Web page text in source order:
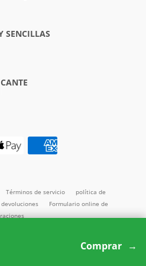
Comprar
SENCILLAS
Términos de servicio
política de
Formulario online de